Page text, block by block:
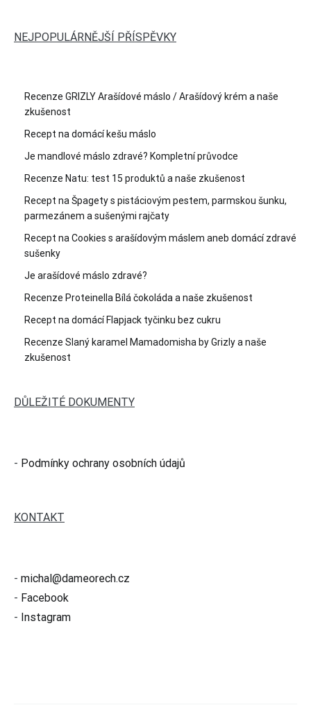
NEJPOPULÁRNĚJŠÍ PŘÍSPĚVKY
Recenze GRIZLY Arašídové máslo / Arašídový krém a naše
zkušenost
Recept na domácí kešu máslo
Je mandlové máslo zdravé? Kompletní průvodce
Recenze Natu: test 15 produktů a naše zkušenost
Recept na Špagety s pistáciovým pestem, parmskou šunku,
parmezánem a sušenými rajčaty
Recept na Cookies s arašídovým máslem aneb domácí zdravé
sušenky
Je arašídové máslo zdravé?
Recenze Proteinella Bílá čokoláda a naše zkušenost
Recept na domácí Flapjack tyčinku bez cukru
Recenze Slaný karamel Mamadomisha by Grizly a naše
zkušenost
DŮLEŽITÉ DOKUMENTY
- Podmínky ochrany osobních údajů
KONTAKT
- michal@dameorech.cz
- Facebook
- Instagram